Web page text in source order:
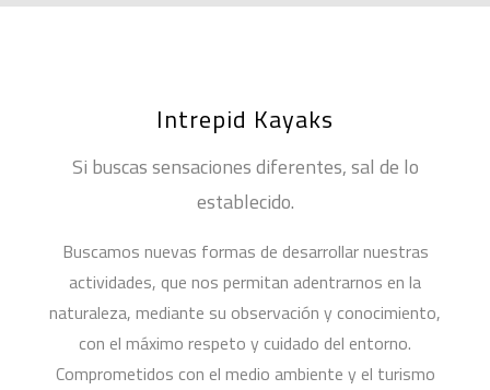
Intrepid Kayaks
Si buscas sensaciones diferentes, sal de lo
establecido.
Buscamos nuevas formas de desarrollar nuestras
actividades, que nos permitan adentrarnos en la
naturaleza, mediante su observación y conocimiento,
con el máximo respeto y cuidado del entorno.
Comprometidos con el medio ambiente y el turismo